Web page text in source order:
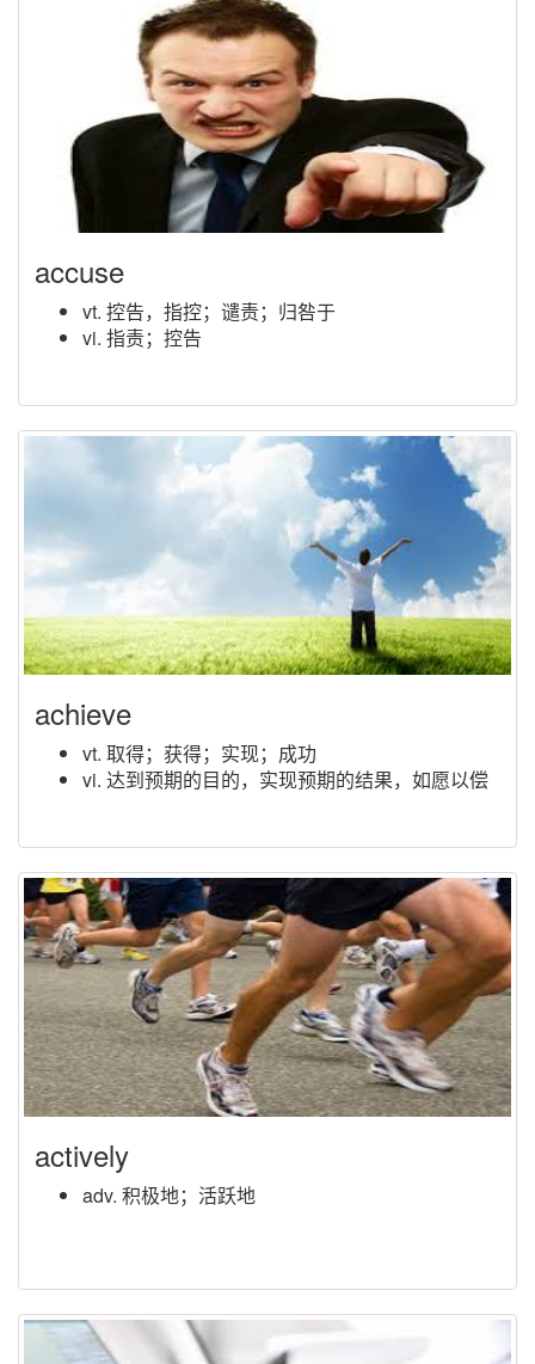
accuse
vt. 控告，指控；谴责；归咎于
vi. 指责；控告
achieve
vt. 取得；获得；实现；成功
vi. 达到预期的目的，实现预期的结果，如愿以偿
actively
adv. 积极地；活跃地